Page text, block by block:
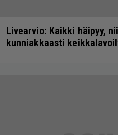
Livearvio: Kaikki häipyy,
kunniakkaasti